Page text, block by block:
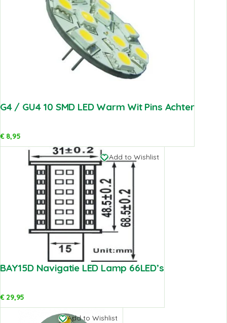
G4 / GU4 10 SMD LED Warm Wit Pins Achter
€8,95
Add to Wishlist
BAY15D Navigatie LED Lamp 66LED’s
€29,95
Add to Wishlist